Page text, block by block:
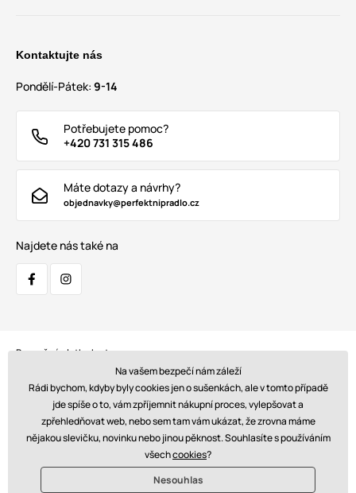
Kontaktujte nás
Pondělí-Pátek: 9-14
Potřebujete pomoc?
+420 731 315 486
Máte dotazy a návrhy?
objednavky@perfektnipradlo.cz
Najdete nás také na
Bezpečná platba kartou:
Doprava:
Na vašem bezpečí nám záleží
Rádi bychom, kdyby byly cookies jen o sušenkách, ale v tomto případě
jde spíše o to, vám zpříjemnit nákupní proces, vylepšovat a
zpřehledňovat web, nebo sem tam vám ukázat, že zrovna máme
nějakou slevičku, novinku nebo jinou pěknost. Souhlasíte s používáním
všechcookies?
Nesouhlas